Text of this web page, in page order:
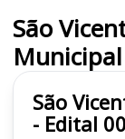
São
- Edital
São